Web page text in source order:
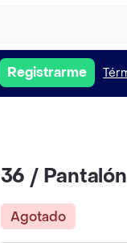
Registrarme
36 /
Agotado